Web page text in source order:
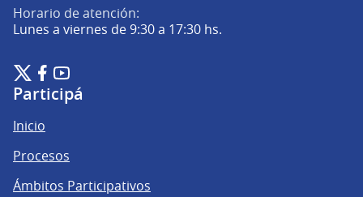
Horario de atención:
Lunes a viernes de 9:30 a 17:30 hs.
Plataforma de Participación Ciudadana Digital en X
(Enlace externo)
Plataforma de Participación Ciudadana Digital en Facebook
(Enlace externo)
Plataforma de Participación Ciudadana Digital en
(Enlace externo)
Participá
Inicio
Procesos
Ámbitos Participativos